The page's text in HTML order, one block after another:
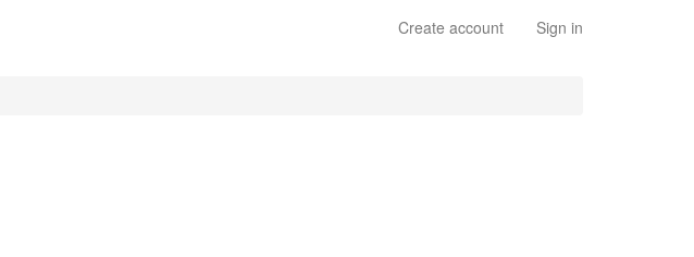
Create account Sign in